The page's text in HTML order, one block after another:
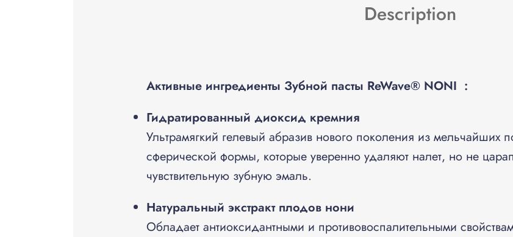
Description
Активные ингредиенты Зубной пасты ReWave® NONI :
Гидратированный диоксид кремния
Ультрамягкий гелевый абразив нового поколения из мельчайших
сферической формы, которые уверенно удаляют налет, но не
чувствительную зубную эмаль.
Натуральный экстракт плодов нони
Обладает антиоксидантными и противовоспалительными